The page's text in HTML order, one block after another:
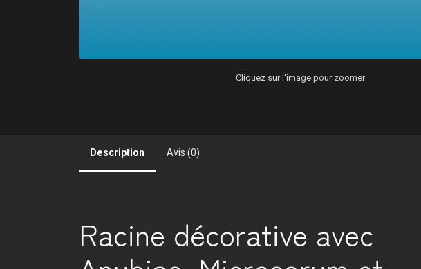
Cliquez sur l'image pour zoomer
Description Avis (0)
Racine décorative avec